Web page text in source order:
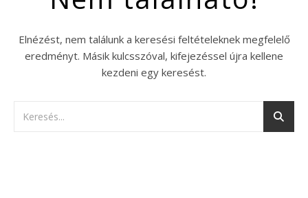
Elnézést, nem találunk a keresési feltételeknek megfelelő
eredményt. Másik kulcsszóval, kifejezéssel újra kellene
kezdeni egy keresést.